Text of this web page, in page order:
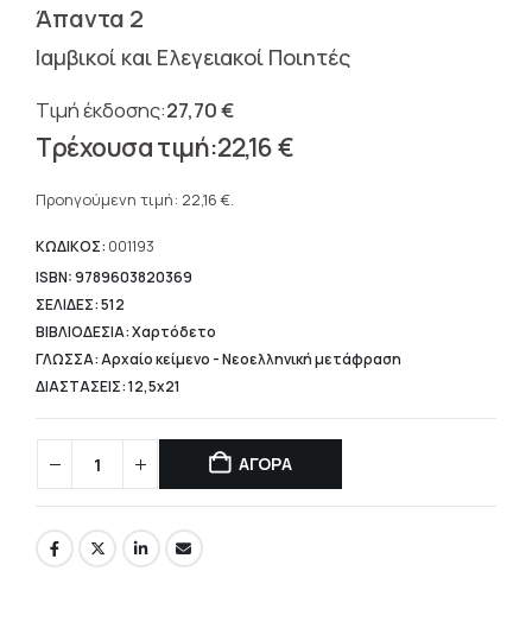
Άπαντα 2
Ιαμβικοί και Ελεγειακοί Ποιητές
27,70€
Original
price
27,70 €.
22,16€
τρέχουσα
είναι:
22,16 €.
Προηγούμενη τιμή: 22,16 €.
ΚΩΔΙΚΟΣ: 001193
ISBN: 9789603820369
ΣΕΛΙΔΕΣ: 512
ΒΙΒΛΙΟΔΕΣΙΑ: Χαρτόδετο
ΓΛΩΣΣΑ: Αρχαίο κείμενο - Νεοελληνική μετάφραση
ΔΙΑΣΤΑΣΕΙΣ: 12,5x21
ΑΓΟΡΑ